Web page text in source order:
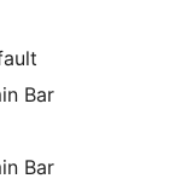
Bar
Bar